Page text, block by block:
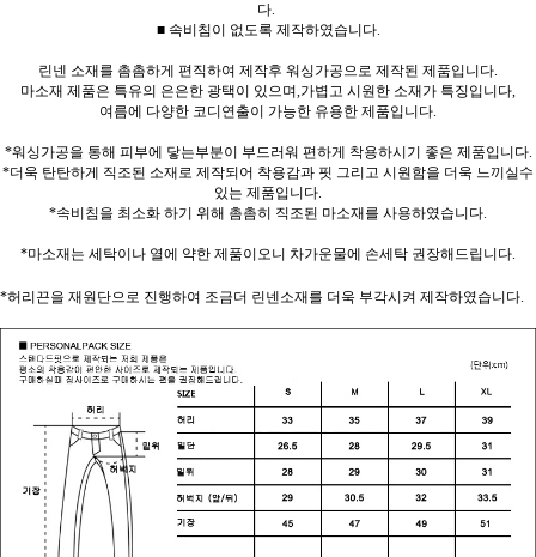
다.
■ 속비침이 없도록 제작하였습니다.
린넨 소재를 촘촘하게 편직하여 제작후 워싱가공으로 제작된 제품입니다.
마소재 제품은 특유의 은은한 광택이 있으며,가볍고 시원한 소재가 특징입니다,
여름에 다양한 코디연출이 가능한 유용한 제품입니다.
*워싱가공을 통해 피부에 닿는부분이 부드러워 편하게 착용하시기 좋은 제품입니다.
*더욱 탄탄하게 직조된 소재로 제작되어 착용감과 핏 그리고 시원함을 더욱 느끼실수
있는 제품입니다.
*속비침을 최소화 하기 위해 촘촘히 직조된 마소재를 사용하였습니다.
*마소재는 세탁이나 열에 약한 제품이오니 차가운물에 손세탁 권장해드립니다.
*허리끈을 재원단으로 진행하여 조금더 린넨소재를 더욱 부각시켜 제작하였습니다.